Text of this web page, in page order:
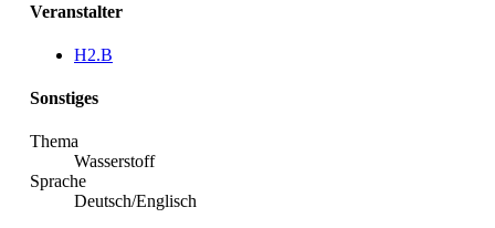
Veranstalter
H2.B
Sonstiges
Thema
Wasserstoff
Sprache
Deutsch/Englisch